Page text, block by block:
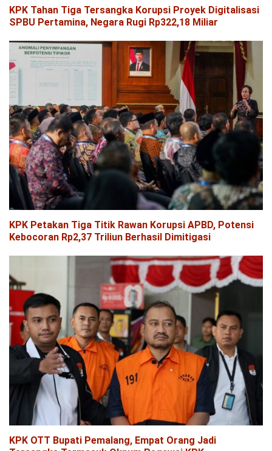
KPK Tahan Tiga Tersangka Korupsi Proyek Digitalisasi
SPBU Pertamina, Negara Rugi Rp322,18 Miliar
KPK Petakan Tiga Titik Rawan Korupsi APBD, Potensi
Kebocoran Rp2,37 Triliun Berhasil Dimitigasi
KPK OTT Bupati Pemalang, Empat Orang Jadi